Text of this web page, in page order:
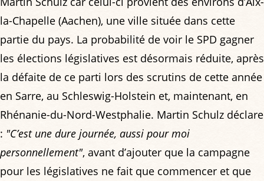
la-Chapelle (Aachen), une ville située dans cette
partie du pays. La probabilité de voir le SPD gagner
les élections législatives est désormais réduite, après
la défaite de ce parti lors des scrutins de cette année
en Sarre, au Schleswig-Holstein et, maintenant, en
Rhénanie-du-Nord-Westphalie. Martin Schulz déclare
: "C’est une dure journée, aussi pour moi
personnellement", avant d’ajouter que la campagne
pour les législatives ne fait que commencer et que